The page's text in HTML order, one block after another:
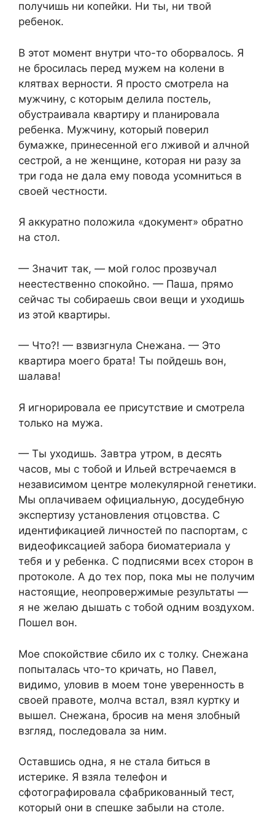
получишь ни копейки. Ни ты, ни твой
ребенок.
В этот момент внутри что-то оборвалось. Я
не бросилась перед мужем на колени в
клятвах верности. Я просто смотрела на
мужчину, с которым делила постель,
обустраивала квартиру и планировала
ребенка. Мужчину, который поверил
бумажке, принесенной его лживой и алчной
сестрой, а не женщине, которая ни разу за
три года не дала ему повода усомниться в
своей честности.
Я аккуратно положила «документ» обратно
на стол.
— Значит так, — мой голос прозвучал
неестественно спокойно. — Паша, прямо
сейчас ты собираешь свои вещи и уходишь
из этой квартиры.
— Что?! — взвизгнула Снежана. — Это
квартира моего брата! Ты пойдешь вон,
шaлaвa!
Я игнорировала ее присутствие и смотрела
только на мужа.
— Ты уходишь. Завтра утром, в десять
часов, мы с тобой и Ильей встречаемся в
независимом центре молекулярной генетики.
Мы оплачиваем официальную, досудебную
экспертизу установления отцовства. С
идентификацией личностей по паспортам, с
видеофиксацией забора биоматериала у
тебя и у ребенка. С подписями всех сторон в
протоколе. А до тех пор, пока мы не получим
настоящие, неопровержимые результаты —
я не желаю дышать с тобой одним воздухом.
Пошел вон.
Мое спокойствие сбило их с толку. Снежана
попыталась что-то кричать, но Павел,
видимо, уловив в моем тоне уверенность в
своей правоте, молча встал, взял куртку и
вышел. Снежана, бросив на меня злобный
взгляд, последовала за ним.
Оставшись одна, я не стала биться в
истерике. Я взяла телефон и
сфотографировала сфабрикованный тест,
который они в спешке забыли на столе.